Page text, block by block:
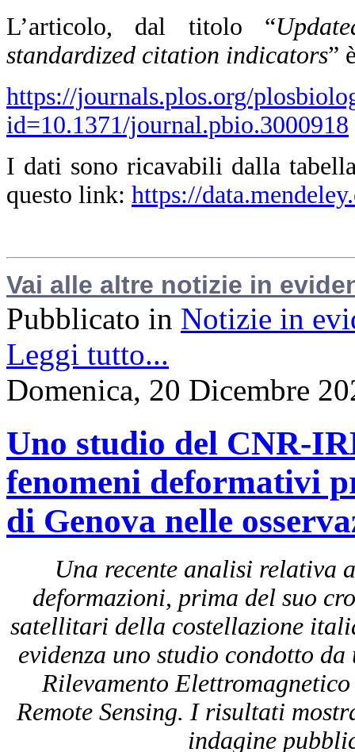
L’articolo, dal titolo “
standardized citation indicators”
https://journals.plos.org/
id=10.1371/journal.pbio.3000918
I dati sono ricavabili dalla
questo link: https://
Vai alle altre notizie in
Pubblicato in Notizie in
Leggi tutto...
Domenica, 20 Dicembre
Uno studio del CNR-
fenomeni deformativi
di Genova nelle
Una recente analisi relativa
deformazioni, prima del suo
satellitari della costellazione
evidenza uno studio condotto
Rilevamento
Remote Sensing. I risultati
indagine